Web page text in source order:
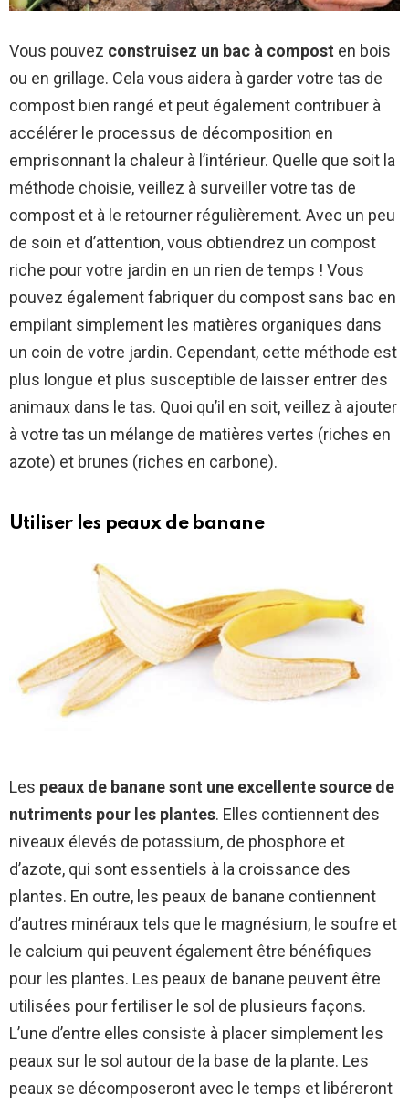
Vous pouvez construisez un bac à compost en bois
ou en grillage. Cela vous aidera à garder votre tas de
compost bien rangé et peut également contribuer à
accélérer le processus de décomposition en
emprisonnant la chaleur à l’intérieur. Quelle que soit la
méthode choisie, veillez à surveiller votre tas de
compost et à le retourner régulièrement. Avec un peu
de soin et d’attention, vous obtiendrez un compost
riche pour votre jardin en un rien de temps ! Vous
pouvez également fabriquer du compost sans bac en
empilant simplement les matières organiques dans
un coin de votre jardin. Cependant, cette méthode est
plus longue et plus susceptible de laisser entrer des
animaux dans le tas. Quoi qu’il en soit, veillez à ajouter
à votre tas un mélange de matières vertes (riches en
azote) et brunes (riches en carbone).
Utiliser les peaux de banane
Les peaux de banane sont une excellente source de
nutriments pour les plantes. Elles contiennent des
niveaux élevés de potassium, de phosphore et
d’azote, qui sont essentiels à la croissance des
plantes. En outre, les peaux de banane contiennent
d’autres minéraux tels que le magnésium, le soufre et
le calcium qui peuvent également être bénéfiques
pour les plantes. Les peaux de banane peuvent être
utilisées pour fertiliser le sol de plusieurs façons.
L’une d’entre elles consiste à placer simplement les
peaux sur le sol autour de la base de la plante. Les
peaux se décomposeront avec le temps et libéreront